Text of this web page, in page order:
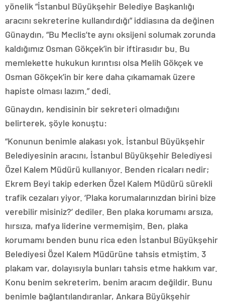
yönelik “İstanbul Büyükşehir Belediye Başkanlığı
aracını sekreterine kullandırdığı” iddiasına da değinen
Günaydın, “Bu Meclis’te aynı oksijeni solumak zorunda
kaldığımız Osman Gökçek’in bir iftirasıdır bu. Bu
memlekette hukukun kırıntısı olsa Melih Gökçek ve
Osman Gökçek’in bir kere daha çıkamamak üzere
hapiste olması lazım.” dedi.
Günaydın, kendisinin bir sekreteri olmadığını
belirterek, şöyle konuştu:
“Konunun benimle alakası yok. İstanbul Büyükşehir
Belediyesinin aracını, İstanbul Büyükşehir Belediyesi
Özel Kalem Müdürü kullanıyor. Benden ricaları nedir;
Ekrem Beyi takip ederken Özel Kalem Müdürü sürekli
trafik cezaları yiyor. ‘Plaka korumalarınızdan birini bize
verebilir misiniz?’ dediler. Ben plaka korumamı arsıza,
hırsıza, mafya liderine vermemişim. Ben, plaka
korumamı benden bunu rica eden İstanbul Büyükşehir
Belediyesi Özel Kalem Müdürüne tahsis etmiştim. 3
plakam var, dolayısıyla bunları tahsis etme hakkım var.
Konu benim sekreterim, benim aracım değildir. Bunu
benimle bağlantılandıranlar, Ankara Büyükşehir